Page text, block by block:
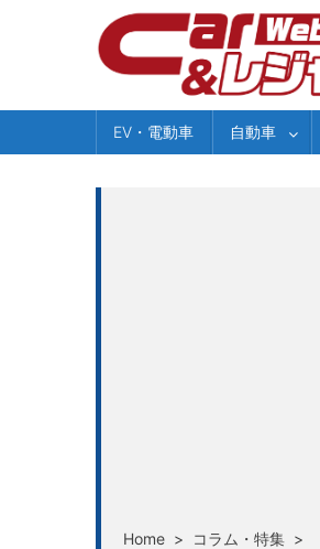
EV・電動車 自動車
Home > コラム・特集 >